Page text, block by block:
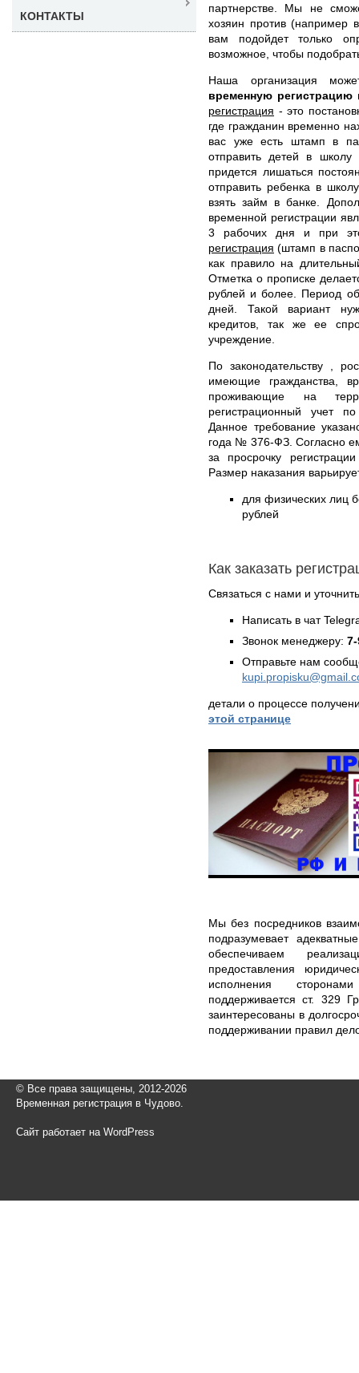
партнерстве. Мы не
хозяин против (например
вам подойдет только
возможное, чтобы
Наша организация
временную
регистрация - это
где гражданин временно
вас уже есть штамп в
отправить детей в
придется лишаться
отправить ребенка в
взять займ в банке.
временной регистрации
3 рабочих дня и при
регистрация (штамп в
как правило на
Отметка о прописке
рублей и более. Период
дней. Такой вариант
кредитов, так же ее
учреждение.
По законодательству ,
имеющие гражданства,
проживающие на
регистрационный учет
Данное требование
года № 376-ФЗ. Согласно
за просрочку
Размер наказания
для физических лиц
рублей
Как заказать
Связаться с нами и
Написать в чат
Звонок менеджеру:
Отправьте нам
детали о процессе
этой странице
Мы без посредников
подразумевает
обеспечиваем
предоставления
исполнения
поддерживается ст. 329
заинтересованы в
поддерживании правил
КОНТАКТЫ
© Все права защищены, 2012-2026
Временная регистрация в Чудово.
Сайт работает на WordPress